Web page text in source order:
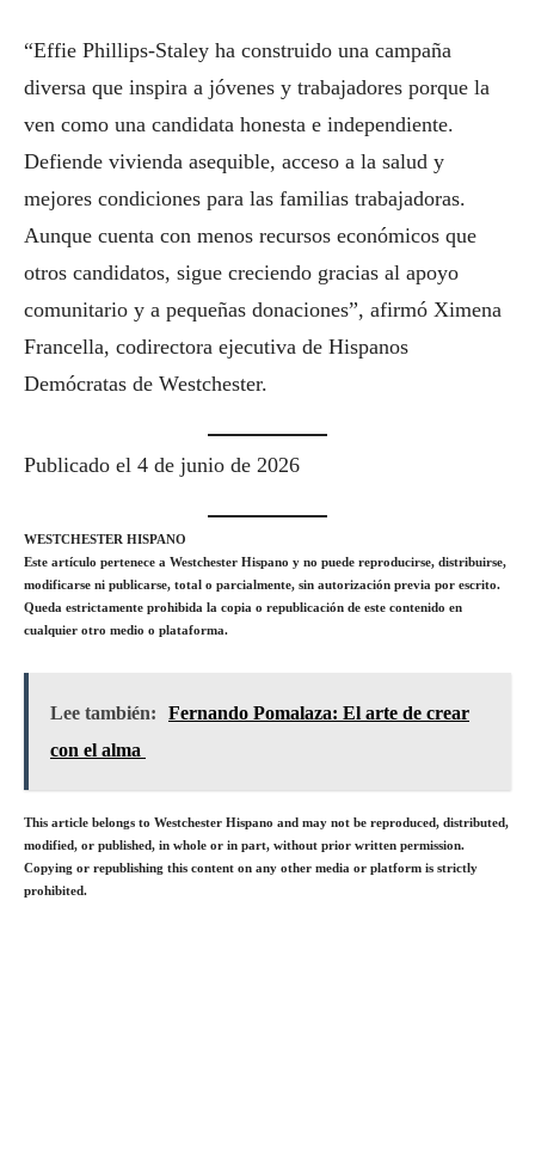
“Effie Phillips-Staley ha construido una campaña
diversa que inspira a jóvenes y trabajadores porque la
ven como una candidata honesta e independiente.
Defiende vivienda asequible, acceso a la salud y
mejores condiciones para las familias trabajadoras.
Aunque cuenta con menos recursos económicos que
otros candidatos, sigue creciendo gracias al apoyo
comunitario y a pequeñas donaciones”, afirmó Ximena
Francella, codirectora ejecutiva de Hispanos
Demócratas de Westchester.
Publicado el 4 de junio de 2026
WESTCHESTER HISPANO
Este artículo pertenece a Westchester Hispano y no puede reproducirse, distribuirse,
modificarse ni publicarse, total o parcialmente, sin autorización previa por escrito.
Queda estrictamente prohibida la copia o republicación de este contenido en
cualquier otro medio o plataforma.
Lee también:
Fernando Pomalaza: El arte de crear
con el alma
This article belongs to Westchester Hispano and may not be reproduced, distributed,
modified, or published, in whole or in part, without prior written permission.
Copying or republishing this content on any other media or platform is strictly
prohibited.